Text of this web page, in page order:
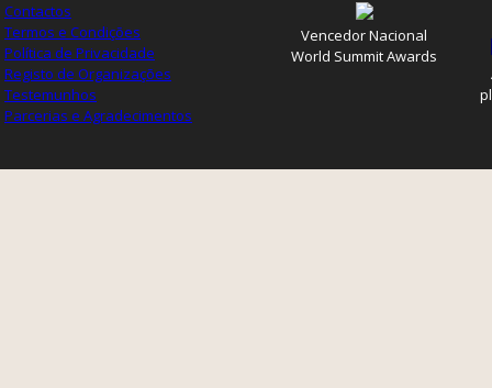
Contactos
Termos e Condições
Política de Privacidade
Registo de Organizações
Testemunhos
Parcerias e Agradecimentos
Vencedor Nacional
World Summit Awards